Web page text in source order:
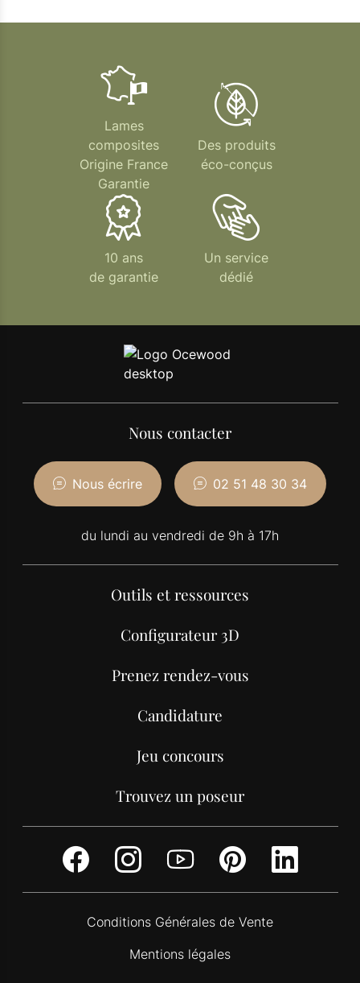
Lames
composites
Origine France
Garantie
Des produits
éco-conçus
10 ans
de garantie
Un service
dédié
Outils et ressources
Configurateur 3D
Prenez rendez-vous
Candidature
Jeu concours
Trouvez un poseur
Nous contacter
Nous écrire 02 51 48 30 34
du lundi au vendredi de 9h à 17h
FacebookInstagram
Youtube
Pinterest
Conditions Générales de Vente
Mentions légales